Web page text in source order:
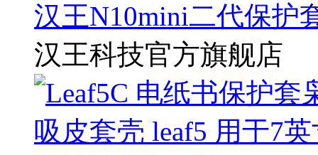
汉王N10mini二代保护
汉王科技官方旗舰店